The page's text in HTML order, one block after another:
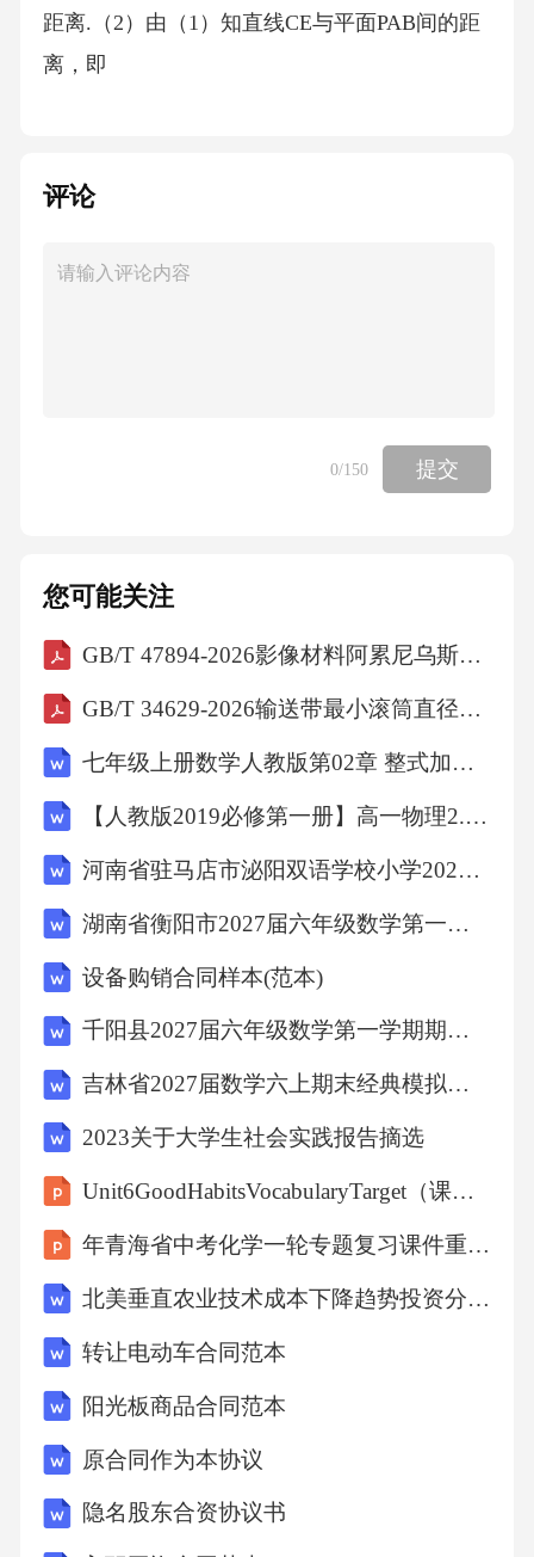
距离.（2）由（1）知直线CE与平面PAB间的距
离，即
评论
0/150 提交
您可能关注
GB/T 47894-2026影像材料阿累尼乌斯型预测的试验方法
GB/T 34629-2026输送带最小滚筒直径的确定
七年级上册数学人教版第02章 整式加减测试卷（原卷版）
【人教版2019必修第一册】高一物理2.时间 位移（教学设计）教案
河南省驻马店市泌阳双语学校小学2027届数学三上期末综合测试试题含解析
湖南省衡阳市2027届六年级数学第一学期期末综合测试模拟试题含解析
设备购销合同样本(范本)
千阳县2027届六年级数学第一学期期末监测模拟试题含解析
吉林省2027届数学六上期末经典模拟试题含解析
2023关于大学生社会实践报告摘选
Unit6GoodHabitsVocabularyTarget（课件）-粤人版（2012）英语五年级下册
年青海省中考化学一轮专题复习课件重难突破（五）金属活动性顺序的验证与探究
北美垂直农业技术成本下降趋势投资分析报告
转让电动车合同范本
阳光板商品合同范本
原合同作为本协议
隐名股东合资协议书